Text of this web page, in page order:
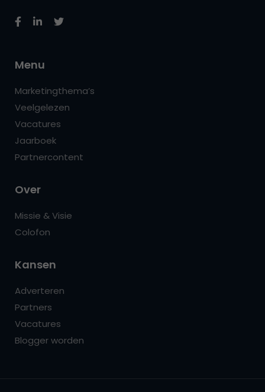
Menu
Marketingthema’s
Veelgelezen
Vacatures
Jaarboek
Partnercontent
Over
Missie & Visie
Colofon
Kansen
Adverteren
Partners
Vacatures
Blogger worden